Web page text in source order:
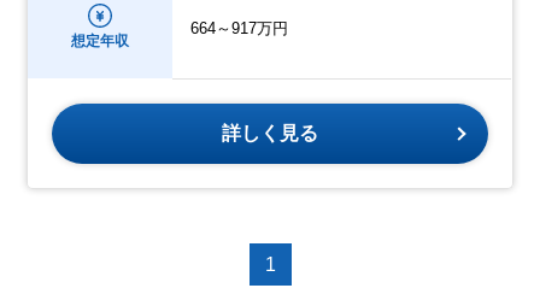
想定年収
664～917万円
詳しく見る
1